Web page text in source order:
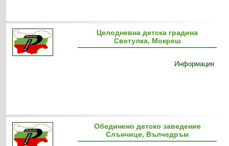
Целодневна детска градина
Светулка, Мокреш
Информация
Обединено детско заведение
Слънчице, Вълчедръм